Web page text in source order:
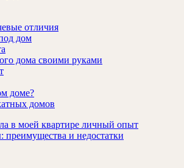
отличия
дом
дома своими руками
доме?
домов
в моей квартире личный опыт
и недостатки